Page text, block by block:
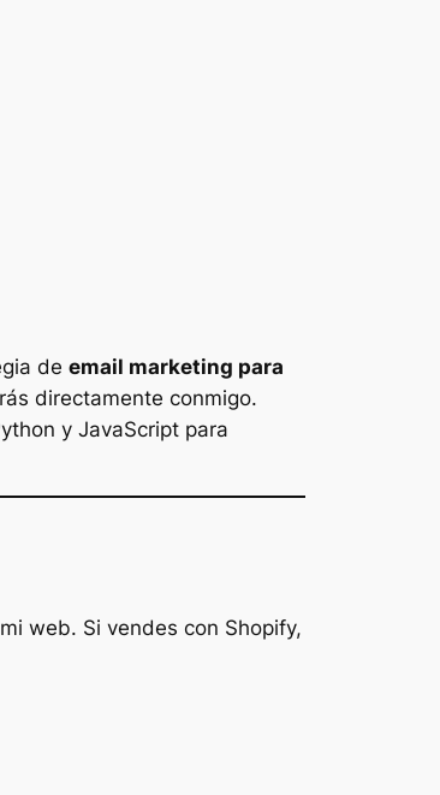
de email marketing para
directamente conmigo.
y JavaScript para
web. Si vendes con Shopify,